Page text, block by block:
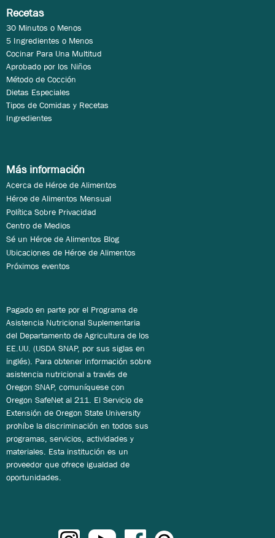
Recetas
30 Minutos o Menos
5 Ingredientes o Menos
Cocinar Para Una Multitud
Aprobado por los Niños
Método de Cocción
Dietas Especiales
Tipos de Comidas y Recetas
Ingredientes
Más información
Acerca de Héroe de Alimentos
Héroe de Alimentos Mensual
Política Sobre Privacidad
Centro de Medios
Sé un Héroe de Alimentos Blog
Ubicaciones de Héroe de Alimentos
Próximos eventos
Pagado en parte por el Programa de
Asistencia Nutricional Suplementaria
del Departamento de Agricultura de los
EE.UU. (USDA SNAP, por sus siglas en
inglés). Para obtener información sobre
asistencia nutricional a través de
Oregon SNAP, comuníquese con
Oregon SafeNet al 211. El Servicio de
Extensión de Oregon State University
prohíbe la discriminación en todos sus
programas, servicios, actividades y
materiales. Esta institución es un
proveedor que ofrece igualdad de
oportunidades.